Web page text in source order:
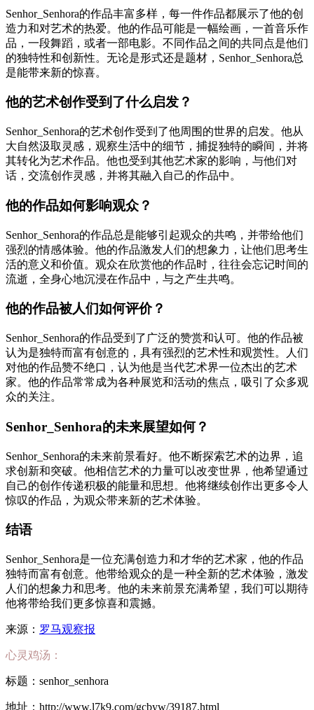
Senhor_Senhora的作品丰富多样，每一件作品都展示了他的创
造力和对艺术的热爱。他的作品可能是一幅绘画，一首音乐作
品，一段舞蹈，或者一部电影。不同作品之间的共同点是他们
的独特性和创新性。无论是形式还是题材，Senhor_Senhora总
是能带来新的惊喜。
他的艺术创作受到了什么启发？
Senhor_Senhora的艺术创作受到了他周围的世界的启发。他从
大自然汲取灵感，观察生活中的细节，捕捉独特的瞬间，并将
其转化为艺术作品。他也受到其他艺术家的影响，与他们对
话，交流创作灵感，并将其融入自己的作品中。
他的作品如何影响观众？
Senhor_Senhora的作品总是能够引起观众的共鸣，并带给他们
强烈的情感体验。他的作品激发人们的想象力，让他们思考生
活的意义和价值。观众在欣赏他的作品时，往往会忘记时间的
流逝，全身心地沉浸在作品中，与之产生共鸣。
他的作品被人们如何评价？
Senhor_Senhora的作品受到了广泛的赞赏和认可。他的作品被
认为是独特而富有创意的，具有强烈的艺术性和观赏性。人们
对他的作品赞不绝口，认为他是当代艺术界一位杰出的艺术
家。他的作品常常成为各种展览和活动的焦点，吸引了众多观
众的关注。
Senhor_Senhora的未来展望如何？
Senhor_Senhora的未来前景看好。他不断探索艺术的边界，追
求创新和突破。他相信艺术的力量可以改变世界，他希望通过
自己的创作传递积极的能量和思想。他将继续创作出更多令人
惊叹的作品，为观众带来新的艺术体验。
结语
Senhor_Senhora是一位充满创造力和才华的艺术家，他的作品
独特而富有创意。他带给观众的是一种全新的艺术体验，激发
人们的想象力和思考。他的未来前景充满希望，我们可以期待
他将带给我们更多惊喜和震撼。
来源： 罗马观察报
心灵鸡汤：
标题：senhor_senhora
地址：http://www.l7k9.com/gcbyw/39187.html